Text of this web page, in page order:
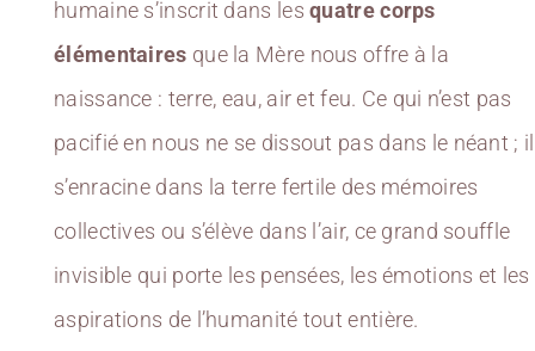
humaine s’inscrit dans lesquatre corps
élémentaires que la Mère nous offre à la
naissance : terre, eau, air et feu. Ce qui n’est pas
pacifié en nous ne se dissout pas dans le néant ; il
s’enracine dans la terre fertile des mémoires
collectives ou s’élève dans l’air, ce grand souffle
invisible qui porte les pensées, les émotions et les
aspirations de l’humanité tout entière.